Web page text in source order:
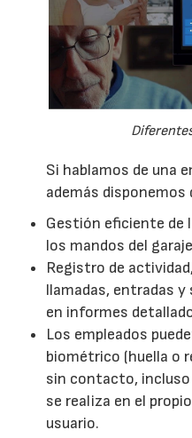
Si hablamos de una
además disponemos
Gestión eficiente de
los mandos del
Registro de
llamadas, entradas
en informes
Los empleados
biométrico (huella o
sin contacto,
se realiza en el
usuario.